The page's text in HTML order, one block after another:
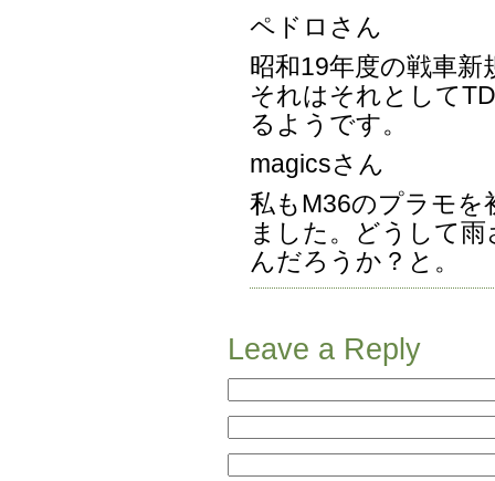
ペドロさん
昭和19年度の戦車
それはそれとして
るようです。
magicsさん
私もM36のプラモを
ました。どうして
んだろうか？と。
Leave a Reply